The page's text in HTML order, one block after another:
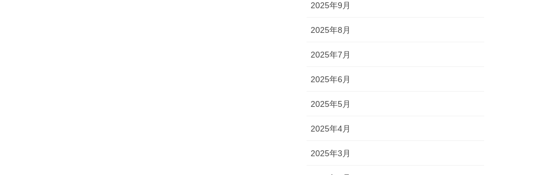
2025年9月
2025年8月
2025年7月
2025年6月
2025年5月
2025年4月
2025年3月